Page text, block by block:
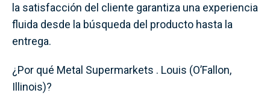
la satisfacción del cliente garantiza una experiencia
fluida desde la búsqueda del producto hasta la
entrega.
¿Por qué Metal Supermarkets . Louis (O’Fallon,
Illinois)?